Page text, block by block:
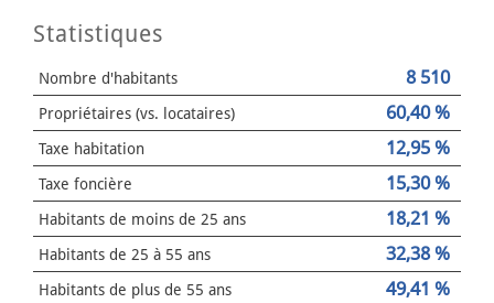
Statistiques
Nombre d'habitants 8 510
Propriétaires (vs. locataires) 60,40 %
Taxe habitation 12,95 %
Taxe foncière 15,30 %
Habitants de moins de 25 ans 18,21 %
Habitants de 25 à 55 ans 32,38 %
Habitants de plus de 55 ans 49,41 %